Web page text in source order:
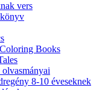
vers
Coloring Books
8-10 éveseknek